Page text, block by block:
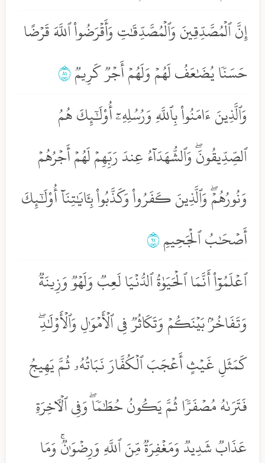
إِنَّ ٱلۡمُصَّدِّقِينَ وَٱلۡمُصَّدِّقَٰتِ وَأَقۡرَضُواْ ٱللَّهَ قَرۡضًا
حَسَنٗا يُضَٰعَفُ لَهُمۡ وَلَهُمۡ أَجۡرٞ كَرِيمٞ١٨
وَٱلَّذِينَ ءَامَنُواْ بِٱللَّهِ وَرُسُلِهِۦٓ أُوْلَٰٓئِكَ هُمُ
ٱلصِّدِّيقُونَۖ وَٱلشُّهَدَآءُ عِندَ رَبِّهِمۡ لَهُمۡ أَجۡرُهُمۡ
وَنُورُهُمۡۖ وَٱلَّذِينَ كَفَرُواْ وَكَذَّبُواْ بِـَٔايَٰتِنَآ أُوْلَٰٓئِكَ
أَصۡحَٰبُ ٱلۡجَحِيمِ١٩
ٱعۡلَمُوٓاْ أَنَّمَا ٱلۡحَيَوٰةُ ٱلدُّنۡيَا لَعِبٞ وَلَهۡوٞ وَزِينَةٞ
وَتَفَاخُرُۢ بَيۡنَكُمۡ وَتَكَاثُرٞ فِي ٱلۡأَمۡوَٰلِ وَٱلۡأَوۡلَٰدِۖ
كَمَثَلِ غَيۡثٍ أَعۡجَبَ ٱلۡكُفَّارَ نَبَاتُهُۥ ثُمَّ يَهِيجُ
فَتَرَىٰهُ مُصۡفَرّٗا ثُمَّ يَكُونُ حُطَٰمٗاۖ وَفِي ٱلۡأٓخِرَةِ
عَذَابٞ شَدِيدٞ وَمَغۡفِرَةٞ مِّنَ ٱللَّهِ وَرِضۡوَٰنٞۚ وَمَا